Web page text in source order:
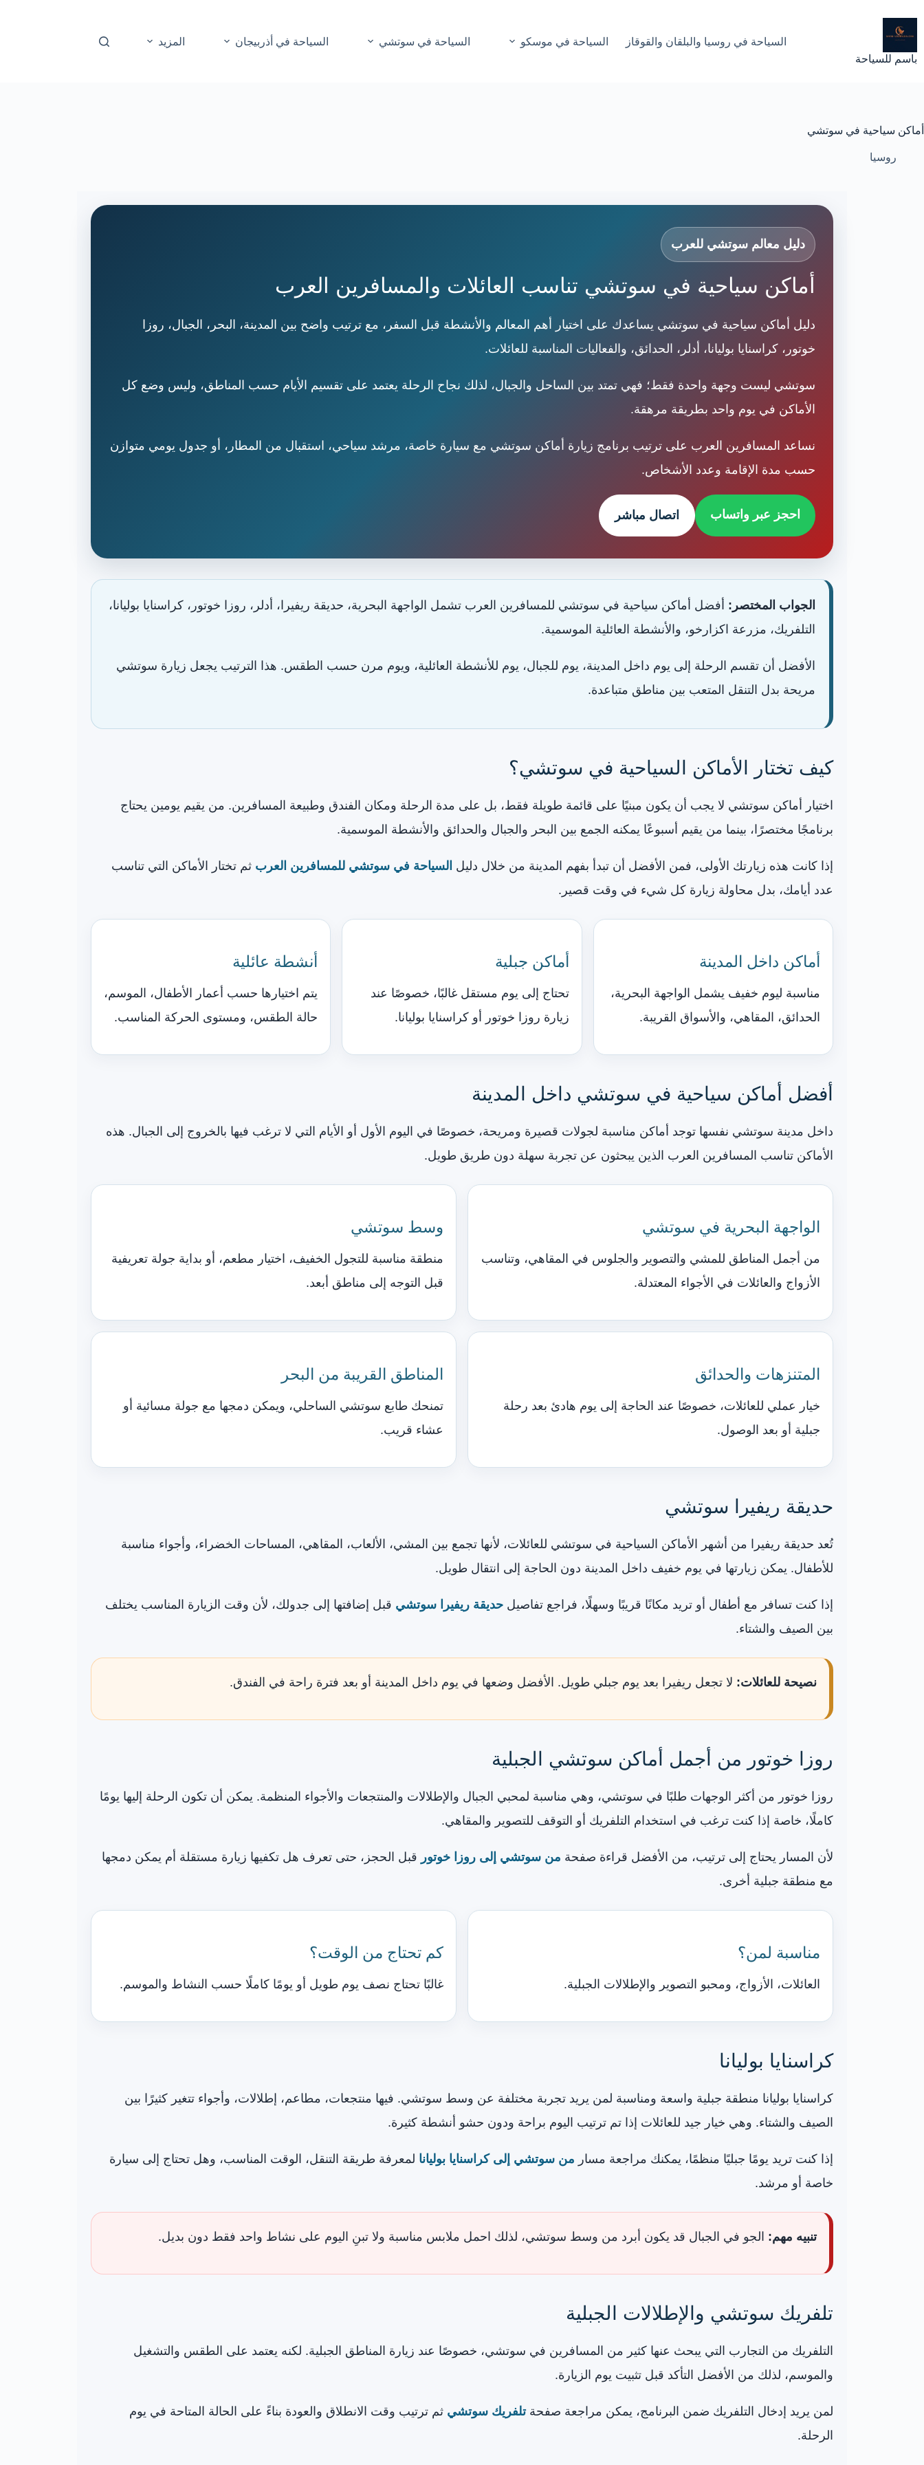
إلى
المحتوى
باسم للسياحة
السياحة في روسيا والبلقان والقوقاز السياحة في موسكو السياحة في سوتشي السياحة في أذربيجان المزيد
أماكن سياحية في سوتشي
روسيا
دليل معالم سوتشي للعرب
أماكن سياحية في سوتشي تناسب العائلات والمسافرين العرب
دليل أماكن سياحية في سوتشي يساعدك على اختيار أهم المعالم والأنشطة قبل السفر، مع ترتيب واضح بين المدينة، البحر، الجبال، روزا
خوتور، كراسنايا بوليانا، أدلر، الحدائق، والفعاليات المناسبة للعائلات.
سوتشي ليست وجهة واحدة فقط؛ فهي تمتد بين الساحل والجبال، لذلك نجاح الرحلة يعتمد على تقسيم الأيام حسب المناطق، وليس وضع كل
الأماكن في يوم واحد بطريقة مرهقة.
نساعد المسافرين العرب على ترتيب برنامج زيارة أماكن سوتشي مع سيارة خاصة، مرشد سياحي، استقبال من المطار، أو جدول يومي متوازن
حسب مدة الإقامة وعدد الأشخاص.
احجز عبر واتساب اتصال مباشر
الجواب المختصر: أفضل أماكن سياحية في سوتشي للمسافرين العرب تشمل الواجهة البحرية، حديقة ريفيرا، أدلر، روزا خوتور، كراسنايا بوليانا،
التلفريك، مزرعة اكزارخو، والأنشطة العائلية الموسمية.
الأفضل أن تقسم الرحلة إلى يوم داخل المدينة، يوم للجبال، يوم للأنشطة العائلية، ويوم مرن حسب الطقس. هذا الترتيب يجعل زيارة سوتشي
مريحة بدل التنقل المتعب بين مناطق متباعدة.
كيف تختار الأماكن السياحية في سوتشي؟
اختيار أماكن سوتشي لا يجب أن يكون مبنيًا على قائمة طويلة فقط، بل على مدة الرحلة ومكان الفندق وطبيعة المسافرين. من يقيم يومين يحتاج
برنامجًا مختصرًا، بينما من يقيم أسبوعًا يمكنه الجمع بين البحر والجبال والحدائق والأنشطة الموسمية.
إذا كانت هذه زيارتك الأولى، فمن الأفضل أن تبدأ بفهم المدينة من خلال دليل السياحة في سوتشي للمسافرين العرب ثم تختار الأماكن التي تناسب
عدد أيامك، بدل محاولة زيارة كل شيء في وقت قصير.
أماكن داخل المدينة
مناسبة ليوم خفيف يشمل الواجهة البحرية،
الحدائق، المقاهي، والأسواق القريبة.
أماكن جبلية
تحتاج إلى يوم مستقل غالبًا، خصوصًا عند
زيارة روزا خوتور أو كراسنايا بوليانا.
أنشطة عائلية
يتم اختيارها حسب أعمار الأطفال، الموسم،
حالة الطقس، ومستوى الحركة المناسب.
أفضل أماكن سياحية في سوتشي داخل المدينة
داخل مدينة سوتشي نفسها توجد أماكن مناسبة لجولات قصيرة ومريحة، خصوصًا في اليوم الأول أو الأيام التي لا ترغب فيها بالخروج إلى الجبال. هذه
الأماكن تناسب المسافرين العرب الذين يبحثون عن تجربة سهلة دون طريق طويل.
الواجهة البحرية في سوتشي
من أجمل المناطق للمشي والتصوير والجلوس في المقاهي، وتناسب
الأزواج والعائلات في الأجواء المعتدلة.
وسط سوتشي
منطقة مناسبة للتجول الخفيف، اختيار مطعم، أو بداية جولة تعريفية
قبل التوجه إلى مناطق أبعد.
المتنزهات والحدائق
خيار عملي للعائلات، خصوصًا عند الحاجة إلى يوم هادئ بعد رحلة
جبلية أو بعد الوصول.
المناطق القريبة من البحر
تمنحك طابع سوتشي الساحلي، ويمكن دمجها مع جولة مسائية أو
عشاء قريب.
حديقة ريفيرا سوتشي
تُعد حديقة ريفيرا من أشهر الأماكن السياحية في سوتشي للعائلات، لأنها تجمع بين المشي، الألعاب، المقاهي، المساحات الخضراء، وأجواء مناسبة
للأطفال. يمكن زيارتها في يوم خفيف داخل المدينة دون الحاجة إلى انتقال طويل.
إذا كنت تسافر مع أطفال أو تريد مكانًا قريبًا وسهلًا، فراجع تفاصيل حديقة ريفيرا سوتشي قبل إضافتها إلى جدولك، لأن وقت الزيارة المناسب يختلف
بين الصيف والشتاء.
نصيحة للعائلات: لا تجعل ريفيرا بعد يوم جبلي طويل. الأفضل وضعها في يوم داخل المدينة أو بعد فترة راحة في الفندق.
روزا خوتور من أجمل أماكن سوتشي الجبلية
روزا خوتور من أكثر الوجهات طلبًا في سوتشي، وهي مناسبة لمحبي الجبال والإطلالات والمنتجعات والأجواء المنظمة. يمكن أن تكون الرحلة إليها يومًا
كاملًا، خاصة إذا كنت ترغب في استخدام التلفريك أو التوقف للتصوير والمقاهي.
لأن المسار يحتاج إلى ترتيب، من الأفضل قراءة صفحة من سوتشي إلى روزا خوتور قبل الحجز، حتى تعرف هل تكفيها زيارة مستقلة أم يمكن دمجها
مع منطقة جبلية أخرى.
مناسبة لمن؟
العائلات، الأزواج، ومحبو التصوير والإطلالات الجبلية.
كم تحتاج من الوقت؟
غالبًا تحتاج نصف يوم طويل أو يومًا كاملًا حسب النشاط والموسم.
كراسنايا بوليانا
كراسنايا بوليانا منطقة جبلية واسعة ومناسبة لمن يريد تجربة مختلفة عن وسط سوتشي. فيها منتجعات، مطاعم، إطلالات، وأجواء تتغير كثيرًا بين
الصيف والشتاء. وهي خيار جيد للعائلات إذا تم ترتيب اليوم براحة ودون حشو أنشطة كثيرة.
إذا كنت تريد يومًا جبليًا منظمًا، يمكنك مراجعة مسار من سوتشي إلى كراسنايا بوليانا لمعرفة طريقة التنقل، الوقت المناسب، وهل تحتاج إلى سيارة
خاصة أو مرشد.
تنبيه مهم: الجو في الجبال قد يكون أبرد من وسط سوتشي، لذلك احمل ملابس مناسبة ولا تبنِ اليوم على نشاط واحد فقط دون بديل.
تلفريك سوتشي والإطلالات الجبلية
التلفريك من التجارب التي يبحث عنها كثير من المسافرين في سوتشي، خصوصًا عند زيارة المناطق الجبلية. لكنه يعتمد على الطقس والتشغيل
والموسم، لذلك من الأفضل التأكد قبل تثبيت يوم الزيارة.
لمن يريد إدخال التلفريك ضمن البرنامج، يمكن مراجعة صفحةتلفريك سوتشي ثم ترتيب وقت الانطلاق والعودة بناءً على الحالة المتاحة في يوم
الرحلة.